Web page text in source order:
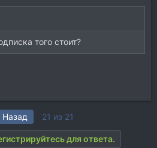
того стоит?
Назад 21 из 21
для ответа.